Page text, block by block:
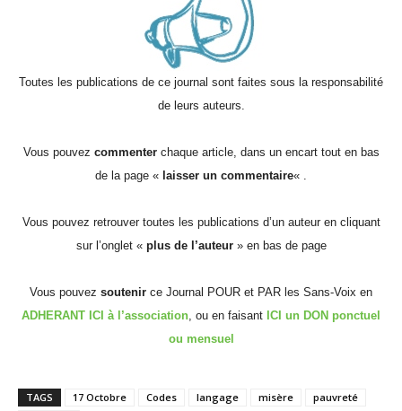
Toutes les publications de ce journal sont faites sous la responsabilité
de leurs auteurs.
Vous pouvez commenterchaque article, dans un encart tout en bas
de la page « laisser un commentaire« .
Vous pouvez retrouver toutes les publications d’un auteur en cliquant
sur l’onglet « plus de l’auteur» en bas de page
Vous pouvez soutenir ce Journal POUR et PAR les Sans-Voix en
ADHERANT ICI à l’association, ou en faisant ICI un DON ponctuel
ou mensuel
TAGS 17 Octobre Codes langage misère
pauvreté